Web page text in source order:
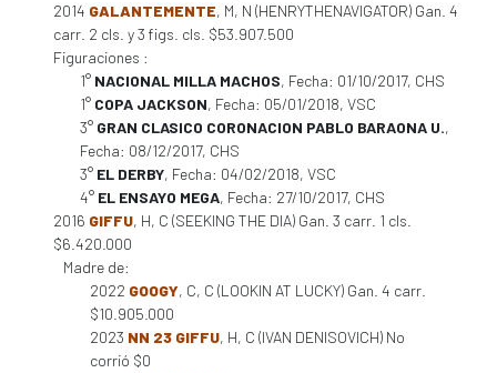
2014 GALANTEMENTE, M, N (HENRYTHENAVIGATOR) Gan. 4
carr. 2 cls. y 3 figs. cls. $53.907.500
Figuraciones :
1° NACIONAL MILLA MACHOS, Fecha: 01/10/2017, CHS
1° COPA JACKSON, Fecha: 05/01/2018, VSC
3° GRAN CLASICO CORONACION PABLO BARAONA U.,
Fecha: 08/12/2017, CHS
3° EL DERBY, Fecha: 04/02/2018, VSC
4° EL ENSAYO MEGA, Fecha: 27/10/2017, CHS
2016 GIFFU, H, C (SEEKING THE DIA) Gan. 3 carr. 1 cls.
$6.420.000
Madre de:
2022 GOOGY, C, C (LOOKIN AT LUCKY) Gan. 4 carr.
$10.905.000
2023 NN 23 GIFFU, H, C (IVAN DENISOVICH) No
corrió $0